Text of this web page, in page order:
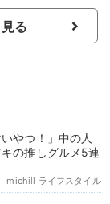
る
やつ！」中の人
の推しグルメ5連
michill ライフスタイル